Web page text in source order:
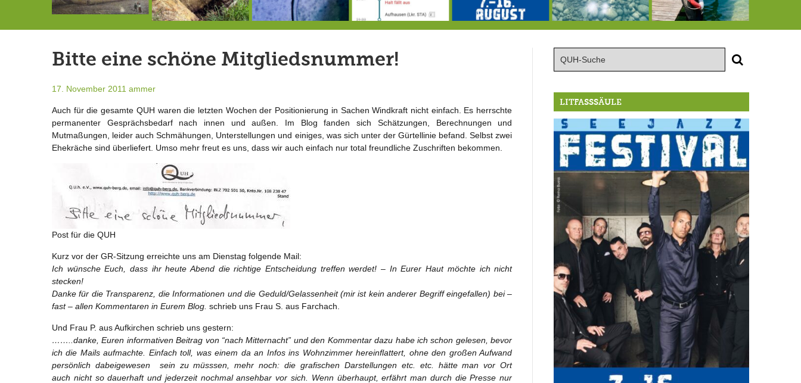
Die letzte Sitzung des Gemeinderates vor der Sommerpause
Bitte eine schöne Mitgliedsnummer!
17. November 2011 ammer
Auch für die gesamte QUH waren die letzten Wochen der Positionierung in Sachen Windkraft nicht einfach. Es herrschte
permanenter Gesprächsbedarf nach innen und außen. Im Blog fanden sich Schätzungen, Berechnungen und
Mutmaßungen, leider auch Schmähungen, Unterstellungen und einiges, was sich unter der Gürtellinie befand. Selbst zwei
Ehekräche sind überliefert. Umso mehr freut es uns, dass wir auch einfach nur total freundliche Zuschriften bekommen.
Post für die QUH
Kurz vor der GR-Sitzung erreichte uns am Dienstag folgende Mail:
Ich wünsche Euch, dass ihr heute Abend die richtige Entscheidung treffen werdet! – In Eurer Haut möchte ich nicht
stecken!
Danke für die Transparenz, die Informationen und die Geduld/Gelassenheit (mir ist kein anderer Begriff eingefallen) bei –
fast – allen Kommentaren in Eurem Blog. schrieb uns Frau S. aus Farchach.
Und Frau P. aus Aufkirchen schrieb uns gestern:
……..danke, Euren informativen Beitrag von “nach Mitternacht” und den Kommentar dazu habe ich schon gelesen, bevor
ich die Mails aufmachte. Einfach toll, was einem da an Infos ins Wohnzimmer hereinflattert, ohne den großen Aufwand
persönlich dabeigewesen sein zu müsssen, mehr noch: die grafischen Darstellungen etc. etc. hätte man vor Ort
auch nicht so dauerhaft und jederzeit nochmal ansehbar vor sich. Wenn überhaupt, erfährt man durch die Presse nur
LITFASSSÄULE